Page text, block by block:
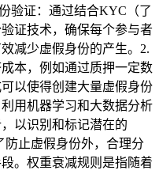
验证：通过结合KYC（了
证技术，确保每个参与者
减少虚假身份的产生。2.
本，例如通过质押一定数
以使得创建大量虚假身份
用机器学习和大数据分析
以识别和标记潜在的
防止虚假身份外，合理分
。权重衰减规则是指随着